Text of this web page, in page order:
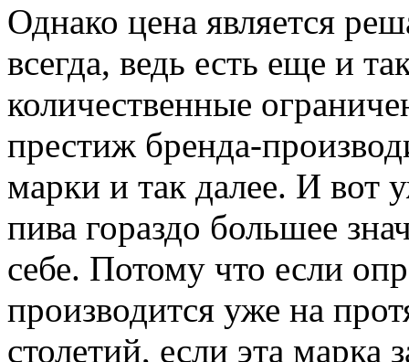
Однако цена является
всегда, ведь есть еще и
количественные
престиж бренда-
марки и так далее. И вот
пива гораздо большее
себе. Потому что если
производится уже на
столетий, если эта марка